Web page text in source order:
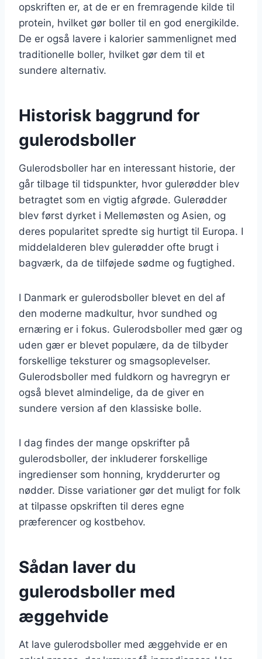
opskriften er, at de er en fremragende kilde til
protein, hvilket gør boller til en god energikilde.
De er også lavere i kalorier sammenlignet med
traditionelle boller, hvilket gør dem til et
sundere alternativ.
Historisk baggrund for
gulerodsboller
Gulerodsboller har en interessant historie, der
går tilbage til tidspunkter, hvor gulerødder blev
betragtet som en vigtig afgrøde. Gulerødder
blev først dyrket i Mellemøsten og Asien, og
deres popularitet spredte sig hurtigt til Europa. I
middelalderen blev gulerødder ofte brugt i
bagværk, da de tilføjede sødme og fugtighed.
I Danmark er gulerodsboller blevet en del af
den moderne madkultur, hvor sundhed og
ernæring er i fokus. Gulerodsboller med gær og
uden gær er blevet populære, da de tilbyder
forskellige teksturer og smagsoplevelser.
Gulerodsboller med fuldkorn og havregryn er
også blevet almindelige, da de giver en
sundere version af den klassiske bolle.
I dag findes der mange opskrifter på
gulerodsboller, der inkluderer forskellige
ingredienser som honning, krydderurter og
nødder. Disse variationer gør det muligt for folk
at tilpasse opskriften til deres egne
præferencer og kostbehov.
Sådan laver du
gulerodsboller med
æggehvide
At lave gulerodsboller med æggehvide er en